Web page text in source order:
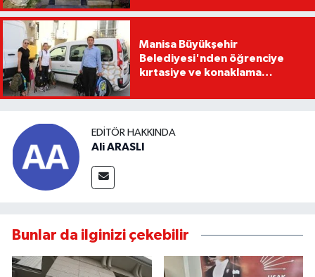
Manisa Büyükşehir
Belediyesi'nden öğrenciye
kırtasiye ve konaklama
EDITÖR HAKKINDA
Ali ARASLI
Bunlar da ilginizi çekebilir